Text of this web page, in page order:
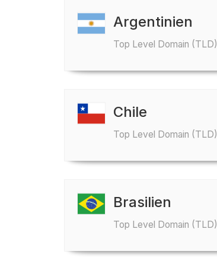
Argentinien
Top Level Domain (TLD)
Chile
Top Level Domain (TLD)
Brasilien
Top Level Domain (TLD)